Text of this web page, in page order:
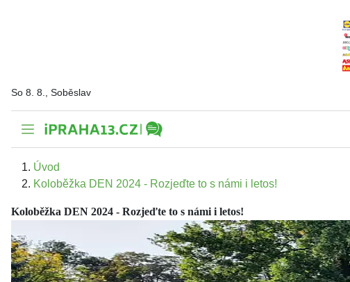
So 8. 8., Soběslav
Úvod
Koloběžka DEN 2024 - Rozjeďte to s námi i letos!
Koloběžka DEN 2024 - Rozjeďte to s námi i letos!